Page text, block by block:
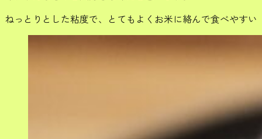
ねっとりとした粘度で、とてもよくお米に絡んで食べやすい